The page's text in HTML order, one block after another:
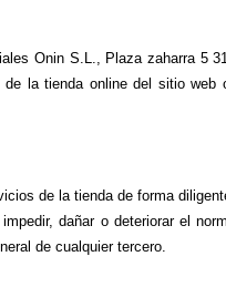
Onin S.L., Plaza zaharra 5
la tienda online del sitio web
de la tienda de forma
dañar o deteriorar el
de cualquier tercero.